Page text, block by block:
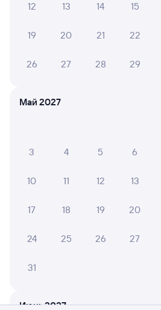
12 13 14 15
19 20 21 22
26 27 28 29
Май 2027
3 4 5 6
10 11 12 13
17 18 19 20
24 25 26 27
31
Июнь 2027